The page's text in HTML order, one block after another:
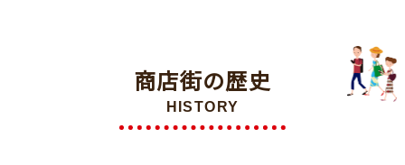
商店街の歴史
HISTORY